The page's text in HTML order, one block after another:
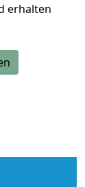
erhalten